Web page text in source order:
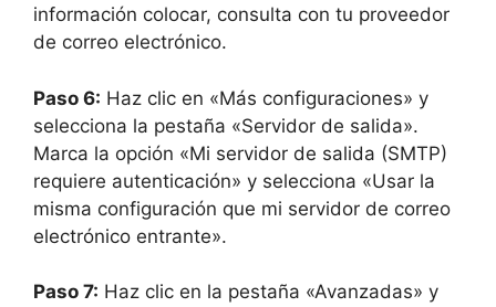
información colocar, consulta con tu proveedor
de correo electrónico.
Paso 6: Haz clic en «Más configuraciones» y
selecciona la pestaña «Servidor de salida».
Marca la opción «Mi servidor de salida (SMTP)
requiere autenticación» y selecciona «Usar la
misma configuración que mi servidor de correo
electrónico entrante».
Paso 7: Haz clic en la pestaña «Avanzadas» y